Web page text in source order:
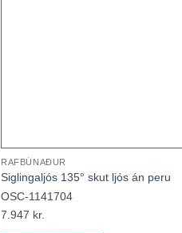
RAFBÚNAÐUR
Siglingaljós 135° skut ljós án peru
OSC-1141704
7.947 kr.